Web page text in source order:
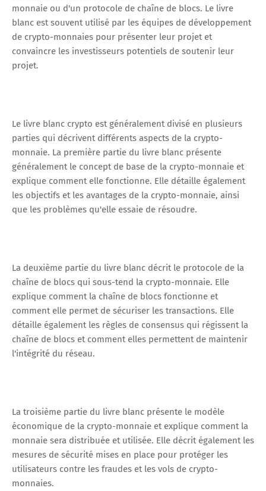
monnaie ou d'un protocole de chaîne de blocs. Le livre
blanc est souvent utilisé par les équipes de développement
de crypto-monnaies pour présenter leur projet et
convaincre les investisseurs potentiels de soutenir leur
projet.
Le livre blanc crypto est généralement divisé en plusieurs
parties qui décrivent différents aspects de la crypto-
monnaie. La première partie du livre blanc présente
généralement le concept de base de la crypto-monnaie et
explique comment elle fonctionne. Elle détaille également
les objectifs et les avantages de la crypto-monnaie, ainsi
que les problèmes qu'elle essaie de résoudre.
La deuxième partie du livre blanc décrit le protocole de la
chaîne de blocs qui sous-tend la crypto-monnaie. Elle
explique comment la chaîne de blocs fonctionne et
comment elle permet de sécuriser les transactions. Elle
détaille également les règles de consensus qui régissent la
chaîne de blocs et comment elles permettent de maintenir
l'intégrité du réseau.
La troisième partie du livre blanc présente le modèle
économique de la crypto-monnaie et explique comment la
monnaie sera distribuée et utilisée. Elle décrit également les
mesures de sécurité mises en place pour protéger les
utilisateurs contre les fraudes et les vols de crypto-
monnaies.